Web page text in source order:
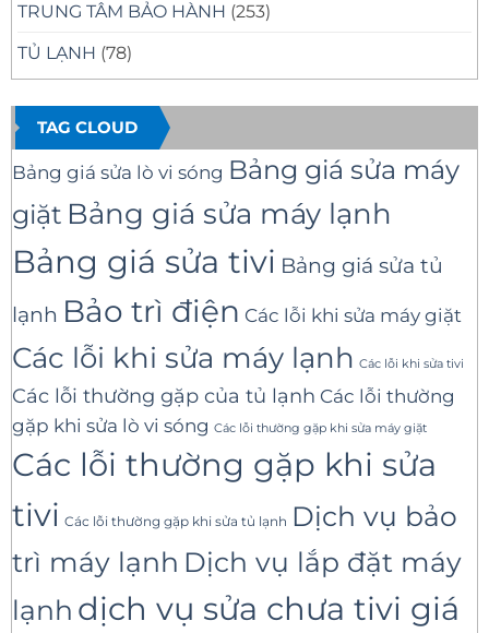
TRUNG TÂM BẢO HÀNH (253)
TỦ LẠNH (78)
TAG CLOUD
Bảng giá sửa lò vi sóng Bảng giá sửa máy
giặt Bảng giá sửa máy lạnh
Bảng giá sửa tivi Bảng giá sửa tủ
lạnh Bảo trì điện Các lỗi khi sửa máy giặt
Các lỗi khi sửa máy lạnh Các lỗi khi sửa tivi
Các lỗi thường gặp của tủ lạnh Các lỗi thường
gặp khi sửa lò vi sóng Các lỗi thường gặp khi sửa máy giặt
Các lỗi thường gặp khi sửa
tivi Các lỗi thường gặp khi sửa tủ lạnh Dịch vụ bảo
trì máy lạnh Dịch vụ lắp đặt máy
lạnh dịch vụ sửa chưa tivi giá